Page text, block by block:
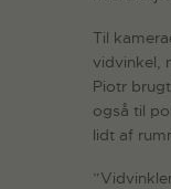
Til
vidvinkel,
Piotr
også til
lidt af